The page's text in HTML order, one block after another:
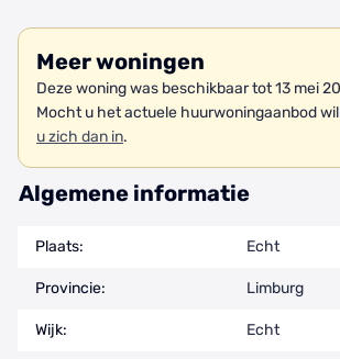
Meer woningen
Deze woning was beschikbaar tot 13 mei
Mocht u het actuele huurwoningaanbod
u zich dan in.
Algemene informatie
Plaats: Echt
Provincie: Limburg
Wijk: Echt